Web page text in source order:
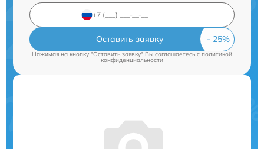
Оставить заявку
Нажимая на кнопку "Оставить заявку" Вы соглашаетесь cполитикой
конфиденциальности